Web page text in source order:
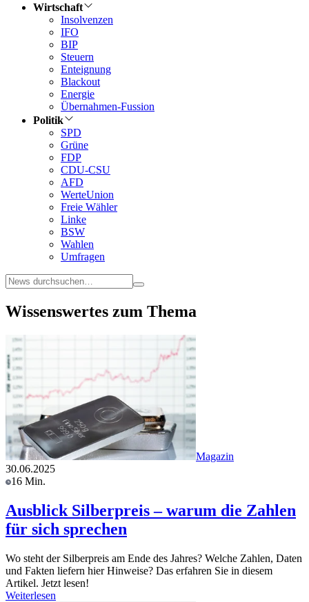
Wirtschaft
Insolvenzen
IFO
BIP
Steuern
Enteignung
Blackout
Energie
Übernahmen-Fussion
Politik
SPD
Grüne
FDP
CDU-CSU
AFD
WerteUnion
Freie Wähler
Linke
BSW
Wahlen
Umfragen
Wissenswertes zum Thema
Magazin
30.06.2025
16 Min.
Ausblick Silberpreis – warum die Zahlen
für sich sprechen
Wo steht der Silberpreis am Ende des Jahres? Welche Zahlen, Daten
und Fakten liefern hier Hinweise? Das erfahren Sie in diesem
Artikel. Jetzt lesen!
Weiterlesen